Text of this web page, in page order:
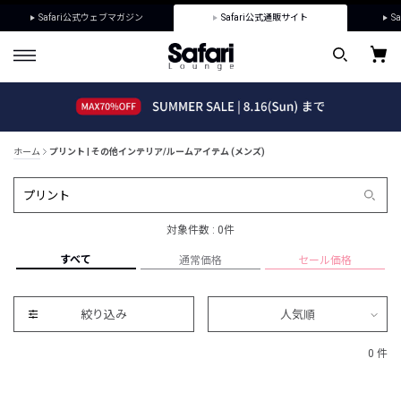
Safari公式ウェブマガジン Safari公式通販サイト
ホーム プリント | その他インテリア/ルームアイテム (メンズ)
対象件数 : 0件
すべて 通常価格 セール価格
絞り込み 人気順
0 件